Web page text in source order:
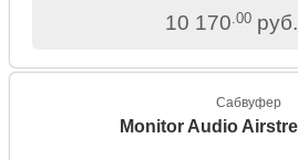
10 170 .00 руб.
Сабвуфер
Monitor Audio